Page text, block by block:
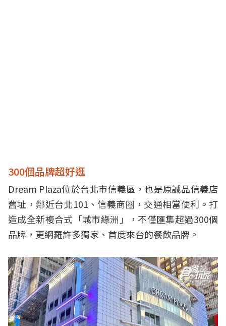
300個品牌超好逛
Dream Plaza位於台北市信義區，也是原誠品信義店
舊址，鄰近台北101、信義商圈，交通相當便利。打
造成全新複合式「城市綠洲」，不僅匯集超過300個
品牌，更網羅許多獨家、首度來台的餐飲品牌。